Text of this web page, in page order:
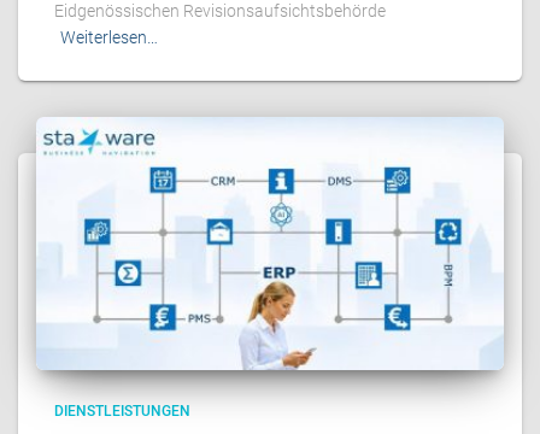
Eidgenössischen Revisionsaufsichtsbehörde
Weiterlesen…
DIENSTLEISTUNGEN